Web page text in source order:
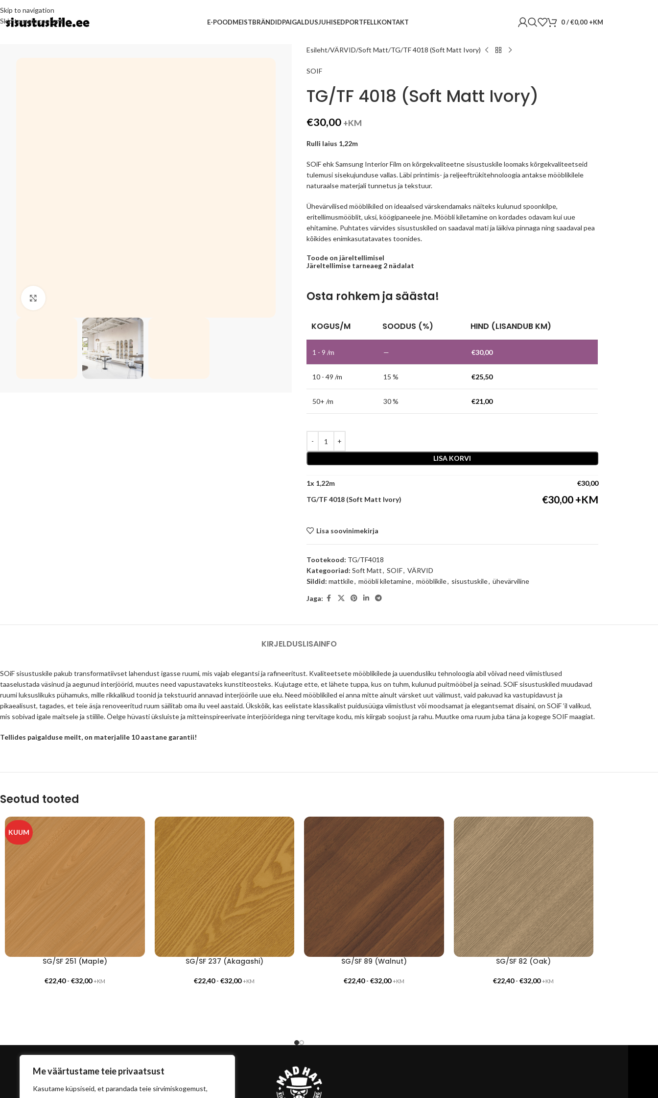
Me väärtustame teie privaatsust
Kasutame küpsiseid, et parandada teie sirvimiskogemust,
Skip to navigation
Skip to main content
E-POODMEISTBRÄNDIDPAIGALDUSJUHISEDPORTFELLKONTAKT 0/€0,00
Esileht VÄRVID Soft Matt TG/TF 4018 (Soft Matt Ivory)
SOIF
TG/TF 4018 (Soft Matt Ivory)
€30,00 +KM
Rulli laius 1,22m
SOiF ehk Samsung Interior Film on kõrgekvaliteetne sisustuskile loomaks kõrgekvaliteetseid
tulemusi sisekujunduse vallas. Läbi printimis- ja reljeeftrükitehnoloogia antakse mööblikilele
naturaalse materjali tunnetus ja tekstuur.
Ühevärvilised mööblikiled on ideaalsed värskendamaks näiteks kulunud spoonkilpe,
eritellimusmööblit, uksi, köögipaneele jne. Mööbli kiletamine on kordades odavam kui uue
ehitamine. Puhtates värvides sisustuskiled on saadaval mati ja läikiva pinnaga ning saadaval pea
kõikides enimkasutatavates toonides.
Toode on järeltellimisel
Järeltellimise tarneaeg 2 nädalat
Osta rohkem ja säästa!
KOGUS/M SOODUS (%) HIND (LISANDUB KM)
1 - 9 /m — €30,00
10 - 49 /m 15 % €25,50
50+ /m 30 % €21,00
LISA KORVI
1x €30,00
TG/TF 4018 (Soft Matt Ivory)
€30,00
Lisa soovinimekirja
Tootekood: TG/TF4018
Kategooriad: Soft Matt, SOIF, VÄRVID
Sildid: mattkile, mööbli kiletamine, mööblikile, sisustuskile, ühevärviline
Jaga:
KIRJELDUSLISAINFO
SOiF sisustuskile pakub transformatiivset lahendust igasse ruumi, mis vajab elegantsi ja rafineeritust. Kvaliteetsete mööblikilede ja uuendusliku tehnoloogia abil võivad need viimistlused
taaselustada väsinud ja aegunud interjöörid, muutes need vapustavateks kunstiteosteks. Kujutage ette, et lähete tuppa, kus on tuhm, kulunud puitmööbel ja seinad. SOiF sisustuskiled muudavad
ruumi luksuslikuks pühamuks, mille rikkalikud toonid ja tekstuurid annavad interjöörile uue elu. Need mööblikiled ei anna mitte ainult värsket uut välimust, vaid pakuvad ka vastupidavust ja
pikaealisust, tagades, et teie äsja renoveeritud ruum säilitab oma ilu veel aastaid. Ükskõik, kas eelistate klassikalist puidusüüga viimistlust või moodsamat ja elegantsemat disaini, on SOiF ’il valikud,
mis sobivad igale maitsele ja stiilile. Öelge hüvasti üksluiste ja mitteinspireerivate interjööridega ning tervitage kodu, mis kiirgab soojust ja rahu. Muutke oma ruum juba täna ja kogege SOIF maagiat.
Tellides paigalduse meilt, on materjalile 10 aastane garantii!
Seotud tooted
KUUM
SG/SF 251 (Maple)
€22,40- €32,00 +KM
SG/SF 237 (Akagashi)
€22,40-€32,00 +KM
SG/SF 89 (Walnut)
€22,40- €32,00 +KM
SG/SF 82 (Oak)
€22,40-€32,00 +KM